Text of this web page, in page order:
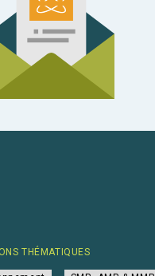
THÉMATIQUES